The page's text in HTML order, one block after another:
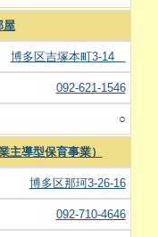
屋
博多区吉塚本町3-14
092-621-1546
○
主導型保育事業）
博多区那珂3-26-16
092-710-4646